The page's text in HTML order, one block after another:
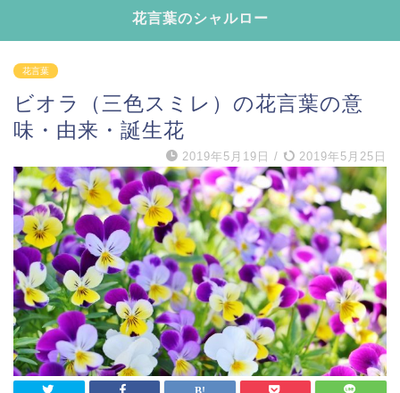
花言葉のシャルロー
花言葉
ビオラ（三色スミレ）の花言葉の意
味・由来・誕生花
2019年5月19日 / 2019年5月25日